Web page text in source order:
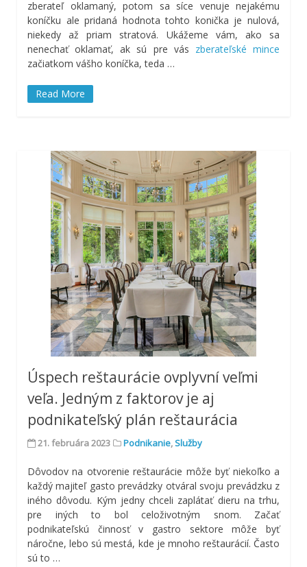
zberateľ oklamaný, potom sa síce venuje nejakému
koníčku ale pridaná hodnota tohto konička je nulová,
niekedy až priam stratová. Ukážeme vám, ako sa
nenechať oklamať, ak sú pre vás zberateľské mince
začiatkom vášho koníčka, teda …
Read More
Úspech reštaurácie ovplyvní veľmi
veľa. Jedným z faktorov je aj
podnikateľský plán reštaurácia
21. februára 2023 Podnikanie,Služby
Dôvodov na otvorenie reštaurácie môže byť niekoľko a
každý majiteľ gasto prevádzky otváral svoju prevádzku z
iného dôvodu. Kým jedny chceli zaplátať dieru na trhu,
pre iných to bol celoživotným snom. Začať
podnikateľskú činnosť v gastro sektore môže byť
náročne, lebo sú mestá, kde je mnoho reštaurácií. Často
sú to …